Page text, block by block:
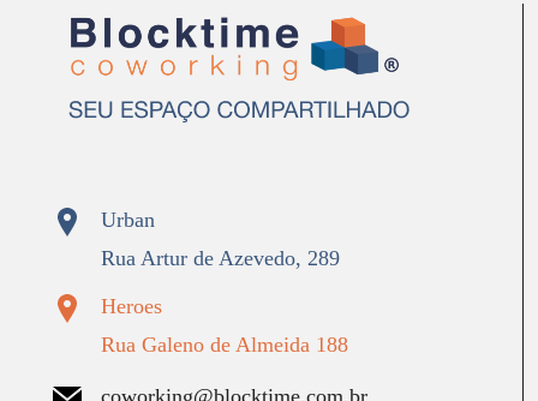
Urban
Rua Artur de Azevedo, 289
Heroes
Rua Galeno de Almeida 188